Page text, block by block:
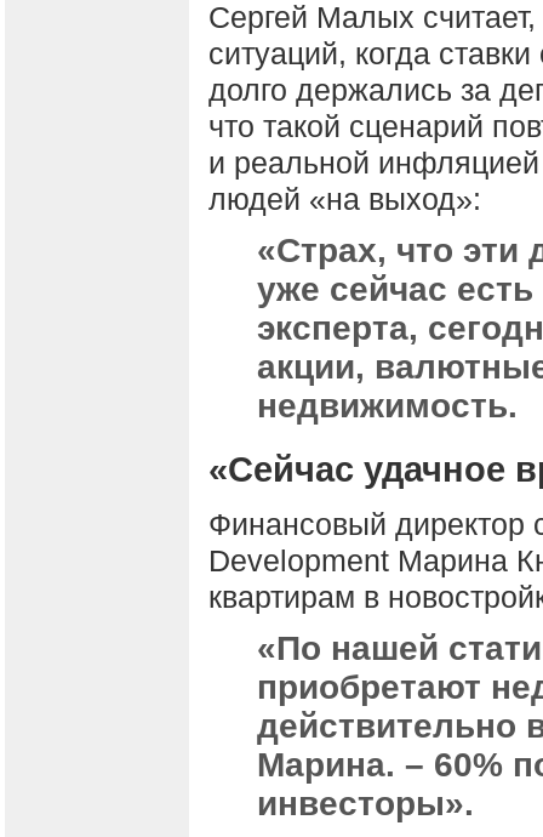
Сергей Малых
ситуаций, когда
долго держались за
что такой сценарий
и реальной инфляцией
людей «на выход»:
«Страх, что эти
уже сейчас
эксперта,
акции,
недвижимость.
«Сейчас удачное
Финансовый директор
Development Марина
квартирам в
«По нашей
приобретают
действительно
Марина. – 60%
инвесторы».